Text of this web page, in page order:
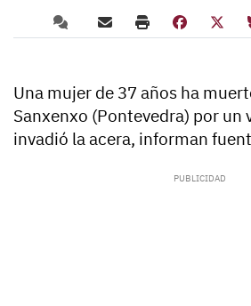
Una mujer de 37 años ha
Sanxenxo (Pontevedra) por un
invadió la acera, informan